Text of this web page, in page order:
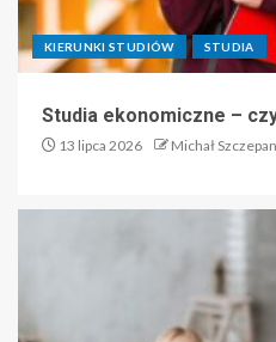
KIERUNKI STUDIÓW STUDIA
Studia ekonomiczne –
13 lipca 2026 Michał